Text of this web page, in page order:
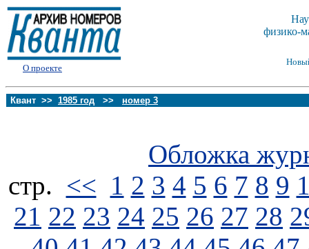
О проекте
физико-
Квант >> 1985 год >> номер 3
Обложка
стp. << 1 2 3 4 5 6 7 8 9
21 22 23 24 25 26 27 28